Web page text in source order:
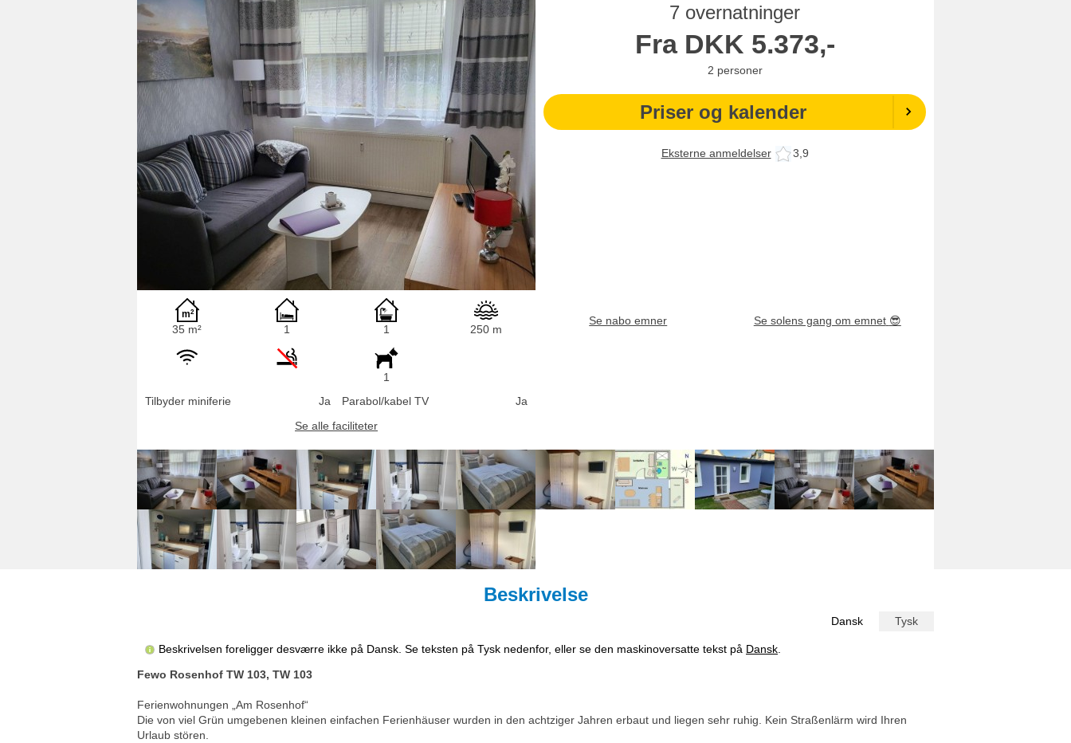
7 overnatninger
Fra DKK 5.373,-
2 personer
Priser og kalender
Eksterne anmeldelser 3,9
35 m² 1 1 250 m
1
Tilbyder miniferie
Ja Parabol/kabel TV
Ja
Se alle faciliteter
Se nabo emner Se solens gang om emnet 😎
Beskrivelse
Dansk Tysk
Beskrivelsen foreligger desværre ikke på Dansk. Se teksten på Tysk nedenfor, eller se den maskinoversatte tekst på Dansk
Fewo Rosenhof TW 103, TW 103
Ferienwohnungen „Am Rosenhof“
Die von viel Grün umgebenen kleinen einfachen Ferienhäuser wurden in den achtziger Jahren erbaut und liegen sehr ruhig. Kein Straßenlärm wird Ihren
Urlaub stören.